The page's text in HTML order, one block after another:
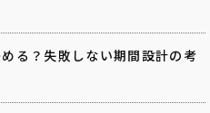
る？失敗しない期間設計の考